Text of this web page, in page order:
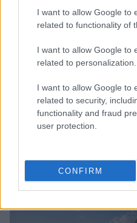
I want to allow Google to
related to functionality of
I want to allow Google to
related to personalization.
I want to allow Google to
related to security,
functionality and fraud
user protection.
CONFIRM
William, Kate e i principini
GAMING NEWS